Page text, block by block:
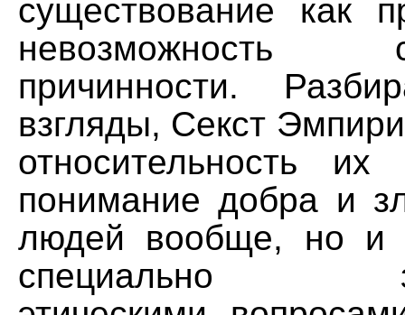
существование как
невозможность
причинности.
взгляды, Секст
относительность
понимание добра и
людей вообще, но и
специально